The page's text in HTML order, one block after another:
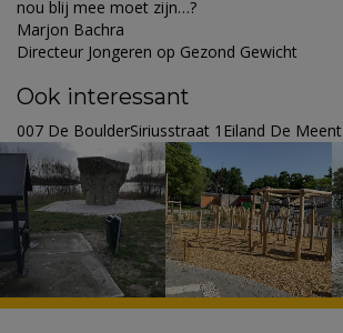
nou blij mee moet zijn…?
Marjon Bachra
Directeur Jongeren op Gezond Gewicht
Ook interessant
007 De BoulderSiriusstraat 1Eiland De Meent